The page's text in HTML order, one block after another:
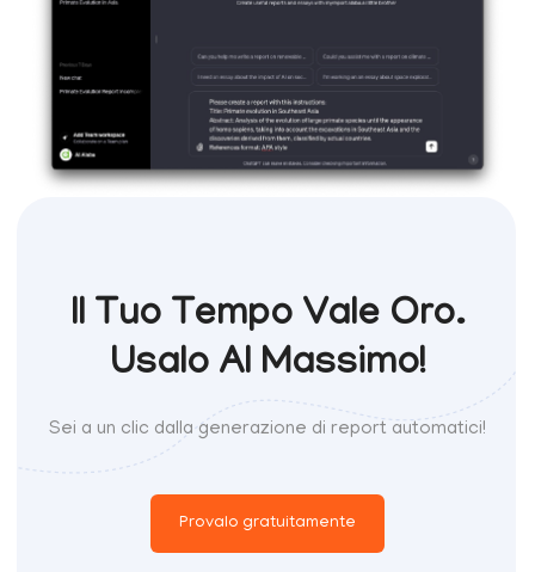
Il Tuo Tempo Vale Oro.
Usalo Al Massimo!
Sei a un clic dalla generazione di report automatici!
Provalo gratuitamente